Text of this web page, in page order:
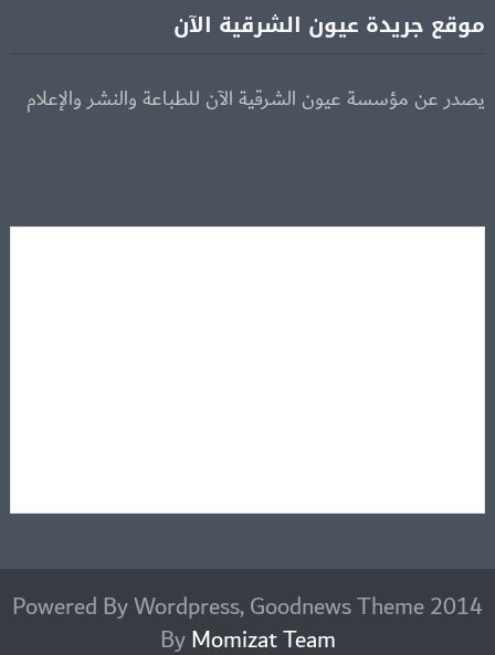
موقع جريدة عيون الشرقية الآن
يصدر عن مؤسسة عيون الشرقية الآن للطباعة والنشر والإعلام
2014 Powered By Wordpress, Goodnews Theme
ByMomizat Team